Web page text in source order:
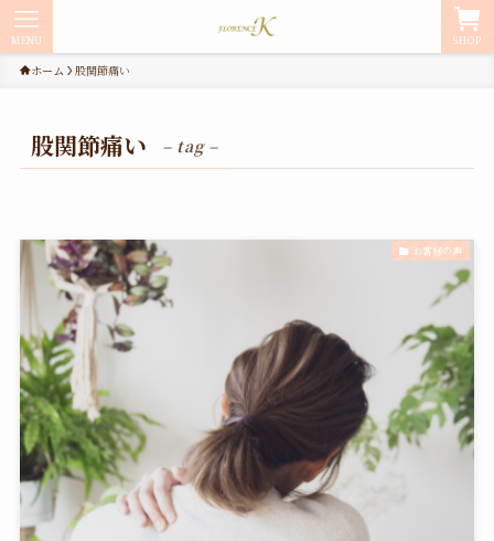
SHOP
MENU
ホーム 股関節痛い
股関節痛い – tag –
お客様の声